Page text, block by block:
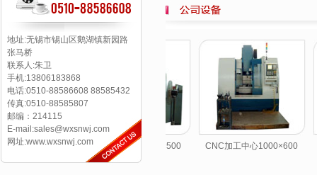
地址:无锡市锡山区鹅湖镇新园路
张马桥
联系人:朱卫
手机:13806183868
电话:0510-88586608 88585432
传真:0510-88585807
邮编：214115
E-mail:sales@wxsnwj.com
网址:www.wxsnwj.com